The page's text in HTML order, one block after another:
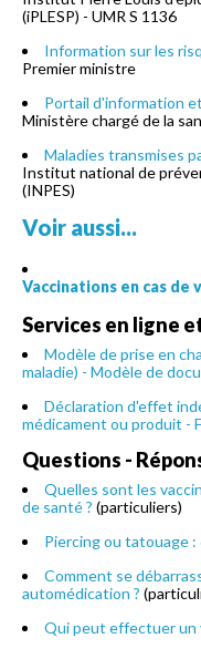
(iPLESP) - UMR S 1136
Information sur les
Premier ministre
Portail d'information
Ministère chargé de la
Maladies transmises
Institut national de
(INPES)
Voir aussi...
Vaccinations en cas de
Services en ligne
Modèle de prise en
maladie) - Modèle de
Déclaration d'effet
médicament ou produit -
Questions -
Quelles sont les
de santé ? (particuliers)
Piercing ou tatouage :
Comment se
automédication ?
Qui peut effectuer un